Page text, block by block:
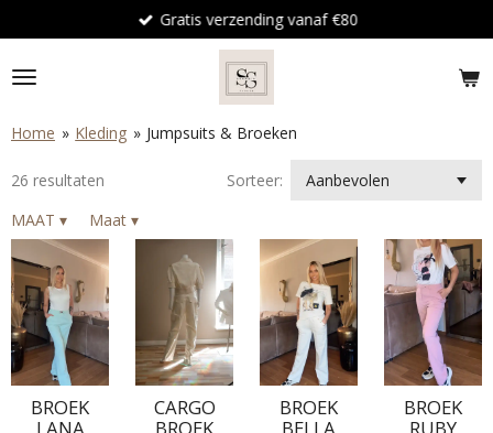
direct
naar
de
Gratis verzending vanaf €80
Home » Kleding » Jumpsuits & Broeken
26 resultaten
Sorteer:
MAAT ▾ Maat ▾
BROEK
CARGO
BROEK
BROEK